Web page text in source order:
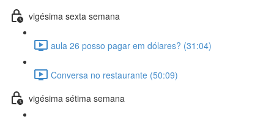
vigésima sexta semana
aula 26 posso pagar em dólares? (31:04)
Conversa no restaurante (50:09)
vigésima sétima semana